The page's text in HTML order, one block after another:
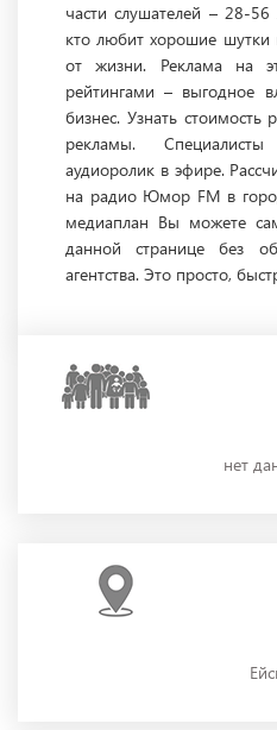
части слушателей – 28-
кто любит хорошие шутки
от жизни. Реклама на
рейтингами – выгодное
бизнес. Узнать
рекламы.
аудиоролик в эфире.
на радио Юмор FM в
медиаплан Вы можете
данной странице без
агентства. Это просто,
нет